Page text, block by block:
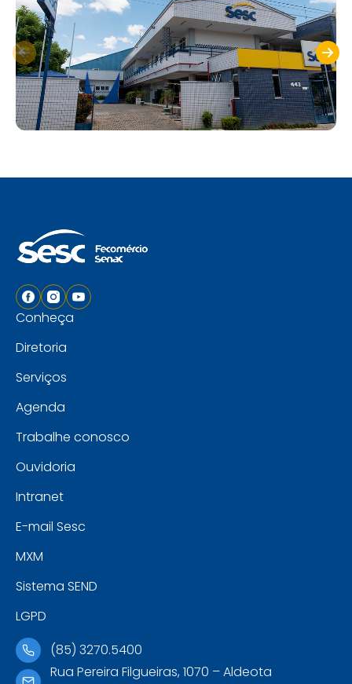
Conheça
Diretoria
Serviços
Agenda
Trabalhe conosco
Ouvidoria
Intranet
E-mail Sesc
MXM
Sistema SEND
LGPD
(85) 3270.5400
Rua Pereira Filgueiras, 1070 – Aldeota